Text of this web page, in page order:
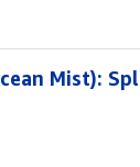
Mist):